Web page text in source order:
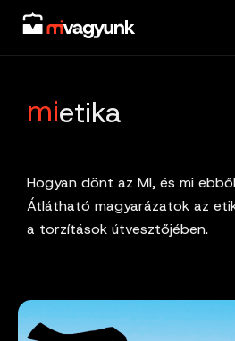
Skip
content
mietika
Hogyan dönt az MI, és mi
Átlátható magyarázatok az
a torzítások útvesztőjében.